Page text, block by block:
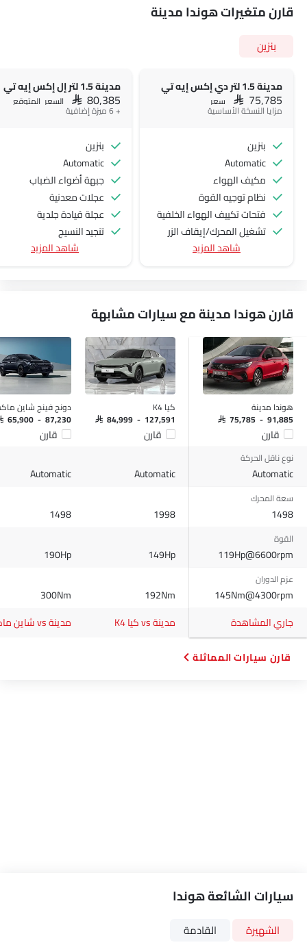
قارن متغيرات هوندا مدينة
بنزين
مدينة 1.5 لتر دي إكس إيه تي
SAR 75,785 سعر
مزايا النسخة الأساسية
بنزين
Automatic
مكيف الهواء
نظام توجيه القوة
فتحات تكييف الهواء الخلفية
تشغيل المحرك/إيقاف الزر
منفذ الطاقة الملحق
جبهة المتحدثين
مكبرات الصوت الخلفية
اتصال بلوتوث
المدخل المساعد وUSB
سيطرة على جودة الهواء
فتح صندوق الأمتعة عن بُعد
نوافذ كهربائية أمامية
ضوء تحذير منخفض من الوقود
مقاعد قابلة للتعديل
مسند رأس المقعد الخلفي
حاسوب على متن الطائرة.
حاملات الأكواب-أمامية
ضوء الجذع
مرآة الزينة
نظام منع انغلاق المكابح
وسادة هوائية للسائق
وسادة هوائية للركاب
وسادة هوائية جانبية أمامية
مدفأة
مقياس تعدد الرحلات الإلكتروني
شاهد المزيد
مدينة 1.5 لتر إل إكس إيه تي
SAR 80,385 السعر المتوقع
+ 6 ميزة إضافية
بنزين
Automatic
جبهة أضواء الضباب
عجلات معدنية
عجلة قيادة جلدية
تنجيد النسيج
كاميرا خلفية
شاهد المزيد
قارن هوندا مدينة مع سيارات مشابهة
هوندا مدينة
SAR 75,785 - 91,885
قارن
كيا K4
SAR 84,999 - 127,591
قارن
دونج فينج شاين
65,900 - 87,230
قارن
نوع ناقل الحركة
Automatic
Automatic
Automatic
سعة المحرك
1498
1998
1498
القوة
119Hp@6600rpm
149Hp
190Hp
عزم الدوران
145Nm@4300rpm
192Nm
300Nm
جاري المشاهدة
مدينة vs كيا K4
مدينة vs شاين ماكس
قارن سيارات المماثلة
سيارات الشائعة هوندا
الشهيرة القادمة